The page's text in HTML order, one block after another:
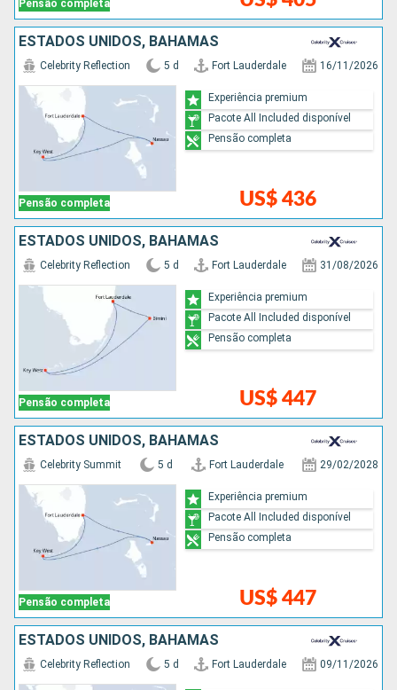
Pensão completa
ESTADOS UNIDOS, BAHAMAS
Pensão completa
Celebrity Reflection 5 d Fort Lauderdale 16/11/2026
US$ 436
Experiência premium
Pacote All Included disponível
Pensão completa
ESTADOS UNIDOS, BAHAMAS
Pensão completa
Celebrity Reflection 5 d Fort Lauderdale 31/08/2026
US$ 447
Experiência premium
Pacote All Included disponível
Pensão completa
ESTADOS UNIDOS, BAHAMAS
Pensão completa
Celebrity Summit 5 d Fort Lauderdale 29/02/2028
US$ 447
Experiência premium
Pacote All Included disponível
Pensão completa
ESTADOS UNIDOS, BAHAMAS
Celebrity Reflection 5 d Fort Lauderdale 09/11/2026